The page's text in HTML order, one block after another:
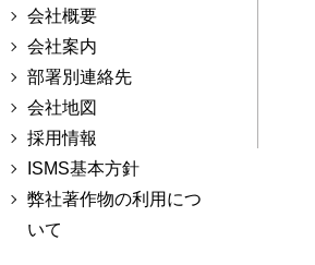
会社概要
会社案内
部署別連絡先
会社地図
採用情報
ISMS基本方針
弊社著作物の利用につ
いて